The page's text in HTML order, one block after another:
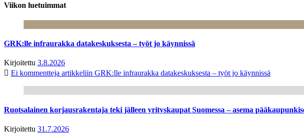
Viikon luetuimmat
GRK:lle infraurakka datakeskuksesta – työt jo käynnissä
Kirjoitettu 3.8.2026
Ei kommentteja artikkeliin GRK:lle infraurakka datakeskuksesta – työt jo käynnissä
Ruotsalainen korjausrakentaja teki jälleen yrityskaupat Suomessa – asema
Kirjoitettu 31.7.2026